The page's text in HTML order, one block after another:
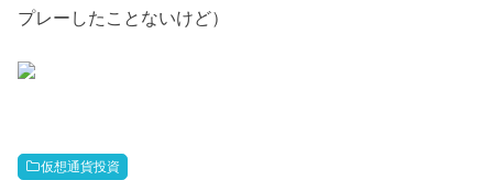
プレーしたことないけど）
仮想通貨投資